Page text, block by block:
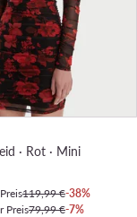
· Rot · Mini
119,99 €-38%
Preis79,99 €-7%